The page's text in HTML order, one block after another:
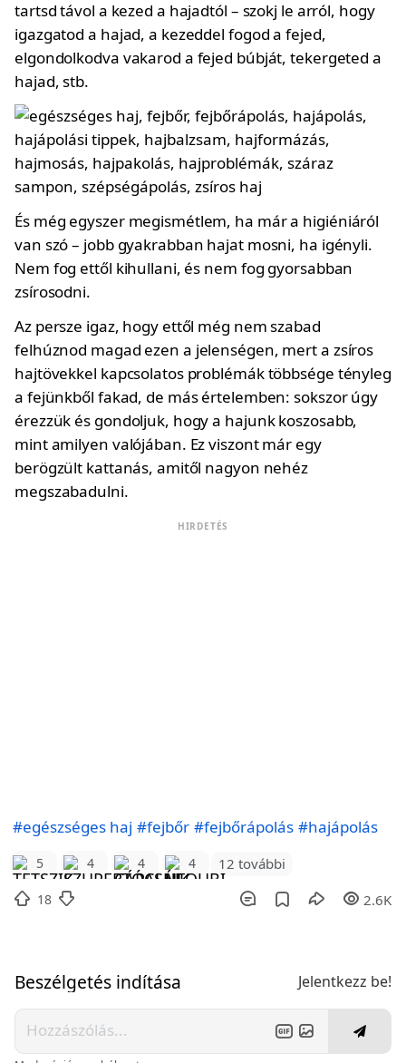
tartsd távol a kezed a hajadtól – szokj le arról, hogy
igazgatod a hajad, a kezeddel fogod a fejed,
elgondolkodva vakarod a fejed búbját, tekergeted a
hajad, stb.
És még egyszer megismétlem, ha már a higiéniáról
van szó – jobb gyakrabban hajat mosni, ha igényli.
Nem fog ettől kihullani, és nem fog gyorsabban
zsírosodni.
Az persze igaz, hogy ettől még nem szabad
felhúznod magad ezen a jelenségen, mert a zsíros
hajtövekkel kapcsolatos problémák többsége tényleg
a fejünkből fakad, de más értelemben: sokszor úgy
érezzük és gondoljuk, hogy a hajunk koszosabb,
mint amilyen valójában. Ez viszont már egy
berögzült kattanás, amitől nagyon nehéz
megszabadulni.
HIRDETÉS
#egészséges haj #fejbőr #fejbőrápolás #hajápolás
5 4 4 4 12 további
18 2.6K
Beszélgetés indítása Jelentkezz be!